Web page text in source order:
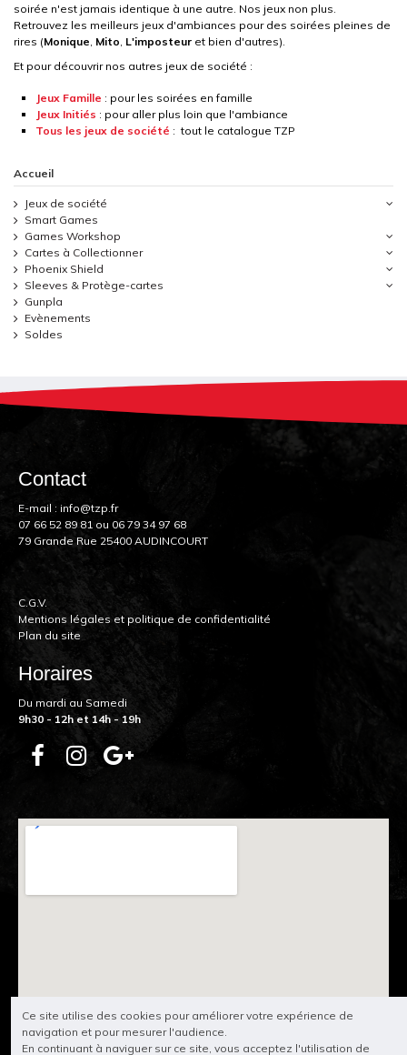
soirée n'est jamais identique à une autre. Nos jeux non plus.
Retrouvez les meilleurs jeux d'ambiances pour des soirées pleines de
rires (Monique Mito L'imposteur et bien d'autres).
Et pour découvrir nos autres jeux de société :
Jeux Famille : pour les soirées en famille
Jeux Initiés : pour aller plus loin que l'ambiance
Tous les jeux de société : tout le catalogue TZP
Accueil
Jeux de société
Smart Games
Games Workshop
Cartes à Collectionner
Phoenix Shield
Sleeves & Protège-cartes
Gunpla
Evènements
Soldes
Contact
E-mail : info@tzp.fr
07 66 52 89 81 ou 06 79 34 97 68
79 Grande Rue 25400 AUDINCOURT
C.G.V.
Mentions légales et politique de confidentialité
Plan du site
Horaires
Du mardi au Samedi
9h30 - 12h et 14h - 19h
Ce site utilise des cookies pour améliorer votre expérience de
navigation et pour mesurer l'audience.
En continuant à naviguer sur ce site, vous acceptez l'utilisation de